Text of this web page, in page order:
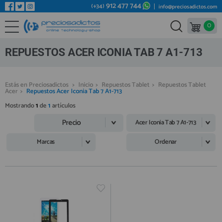
REPUESTOS MÓVILES
REPUESTOS TABLET
REPUESTOS VIDEOCONSOLAS
REPUESTOS MACBOOK
REPUESTOS OTROS DISPOSITIVOS
REPUESTOS PORTÁTILES
IC CHIP / FPC
MÓVILES REACONDICIONADOS
Bienvenid@ otra vez
YA SOY CLIENTE
Regístrate en un momento
¿ERES NUEVO?
(+34) 912 477 744 info@preciosadictos.com
0
REPUESTOS ACER ICONIA TAB 7 A1-713
Estás en Preciosadictos > Inicio > Repuestos Tablet > Repuestos Tablet
Acer > Repuestos Acer Iconia Tab 7 A1-713
Mostrando1de1artículos
Precio
Acer Iconia Tab 7 A1-713
Marcas
Ordenar